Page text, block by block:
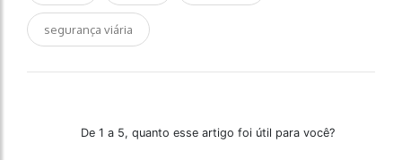
segurança viária
De 1 a 5, quanto esse artigo foi útil para você?